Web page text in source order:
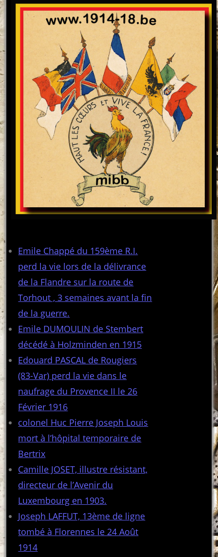
Emile Chappé du 159ème R.I.
perd la vie lors de la délivrance
de la Flandre sur la route de
Torhout , 3 semaines avant la fin
de la guerre.
Emile DUMOULIN de Stembert
décédé à Holzminden en 1915
Edouard PASCAL de Rougiers
(83-Var) perd la vie dans le
naufrage du Provence II le 26
Février 1916
colonel Huc Pierre Joseph Louis
mort à l’hôpital temporaire de
Bertrix
Camille JOSET, illustre résistant,
directeur de l’Avenir du
Luxembourg en 1903.
Joseph LAFFUT, 13ème de ligne
tombé à Florennes le 24 Août
1914